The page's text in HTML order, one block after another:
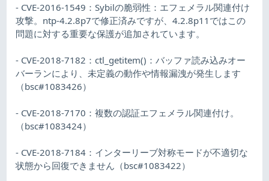
- CVE-2016-1549：Sybilの脆弱性：エフェメラル関連付け
攻撃。ntp-4.2.8p7で修正済みですが、4.2.8p11ではこの
問題に対する重要な保護が追加されています。
- CVE-2018-7182：ctl_getitem()：バッファ読み込みオー
バーランにより、未定義の動作や情報漏洩が発生します
（bsc#1083426）
- CVE-2018-7170：複数の認証エフェメラル関連付け。
（bsc#1083424）
- CVE-2018-7184：インターリーブ対称モードが不適切な
状態から回復できません（bsc#1083422）